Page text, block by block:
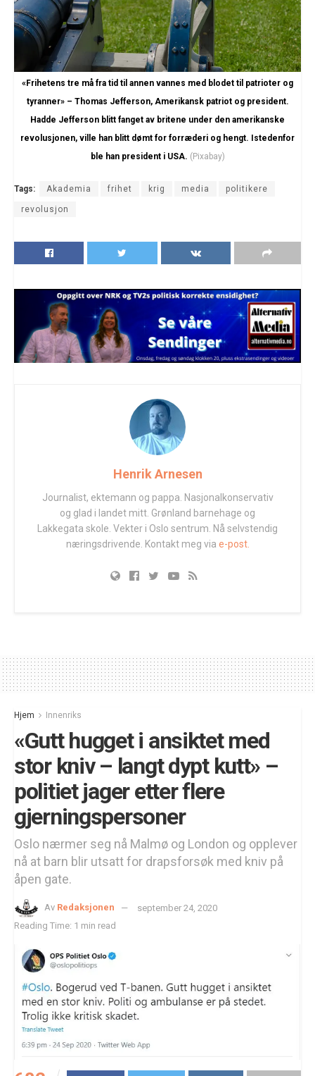
«Frihetens tre må fra tid til annen vannes med blodet til patrioter og
tyranner» – Thomas Jefferson, Amerikansk patriot og president.
Hadde Jefferson blitt fanget av britene under den amerikanske
revolusjonen, ville han blitt dømt for forræderi og hengt. Istedenfor
ble han president i USA. (Pixabay)
Tags: Akademia frihet krig media politikere
revolusjon
Henrik Arnesen
Journalist, ektemann og pappa. Nasjonalkonservativ
og glad i landet mitt. Grønland barnehage og
Lakkegata skole. Vekter i Oslo sentrum. Nå selvstendig
næringsdrivende. Kontakt meg via e-post.
Hjem Innenriks
«Gutt hugget i ansiktet med
stor kniv – langt dypt kutt» –
politiet jager etter flere
gjerningspersoner
Oslo nærmer seg nå Malmø og London og opplever
nå at barn blir utsatt for drapsforsøk med kniv på
åpen gate.
Av Redaksjonen
september 24, 2020
Reading Time: 1 min read